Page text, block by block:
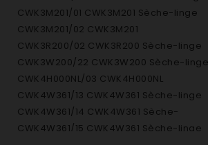
CWK3M201/01 CWK3M201 Sèche-linge
CWK3M201/02 CWK3M201
CWK3R200/02 CWK3R200 Sèche-linge
CWK3W200/22 CWK3W200 Sèche-linge
CWK4H000NL/03 CWK4H000NL
CWK4W361/13 CWK4W361 Sèche-linge
CWK4W361/14 CWK4W361 Sèche-
CWK4W361/15 CWK4W361 Sèche-linge